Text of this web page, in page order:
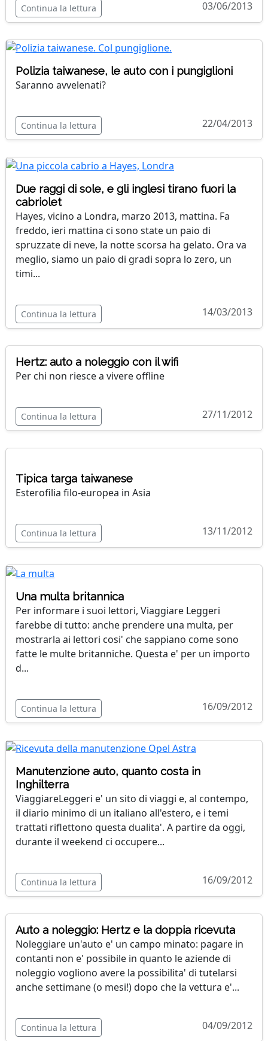
Continua la lettura 03/06/2013
Polizia taiwanese, le auto con i pungiglioni
Saranno avvelenati?
Continua la lettura 22/04/2013
Due raggi di sole, e gli inglesi tirano fuori la
cabriolet
Hayes, vicino a Londra, marzo 2013, mattina. Fa
freddo, ieri mattina ci sono state un paio di
spruzzate di neve, la notte scorsa ha gelato. Ora va
meglio, siamo un paio di gradi sopra lo zero, un
timi...
Continua la lettura 14/03/2013
Hertz: auto a noleggio con il wifi
Per chi non riesce a vivere offline
Continua la lettura 27/11/2012
Tipica targa taiwanese
Esterofilia filo-europea in Asia
Continua la lettura 13/11/2012
Una multa britannica
Per informare i suoi lettori, Viaggiare Leggeri
farebbe di tutto: anche prendere una multa, per
mostrarla ai lettori cosi' che sappiano come sono
fatte le multe britanniche. Questa e' per un importo
d...
Continua la lettura 16/09/2012
Manutenzione auto, quanto costa in
Inghilterra
ViaggiareLeggeri e' un sito di viaggi e, al contempo,
il diario minimo di un italiano all'estero, e i temi
trattati riflettono questa dualita'. A partire da oggi,
durante il weekend ci occupere...
Continua la lettura 16/09/2012
Auto a noleggio: Hertz e la doppia ricevuta
Noleggiare un'auto e' un campo minato: pagare in
contanti non e' possibile in quanto le aziende di
noleggio vogliono avere la possibilita' di tutelarsi
anche settimane (o mesi!) dopo che la vettura e'...
Continua la lettura 04/09/2012